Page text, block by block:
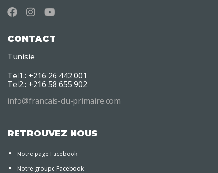
CONTACT
Tunisie
Tel1.: +216 26 442 001
Tel2.: +216 58 655 902
info@francais-du-primaire.com
RETROUVEZ NOUS
Notre page Facebook
Notre groupe Facebook